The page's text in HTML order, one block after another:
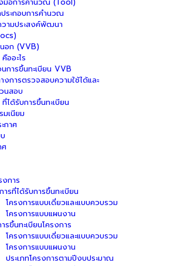
ระกอบการคำนวณ
ามประสงค์พัฒนา
อก (VVB)
ออะไร
การขึ้นทะเบียน VVB
งการตรวจสอบความใช้ได้และ
นสอบ
ได้รับการขึ้นทะเบียน
มเนียม
กาศ
ศ
งการ
ารที่ได้รับการขึ้นทะเบียน
โครงการแบบเดี่ยวและแบบควบรวม
โครงการแบบแผนงาน
รขึ้นทะเบียนโครงการ
โครงการแบบเดี่ยวและแบบควบรวม
โครงการแบบแผนงาน
ประเภทโครงการตามปีงบประมาณ